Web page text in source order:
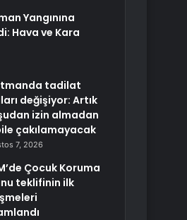
Yangınına
Hava ve Kara
tadilat
değişiyor: Artık
izin almadan
çakılamayacak
7, 2026
Çocuk Koruma
teklifinin ilk